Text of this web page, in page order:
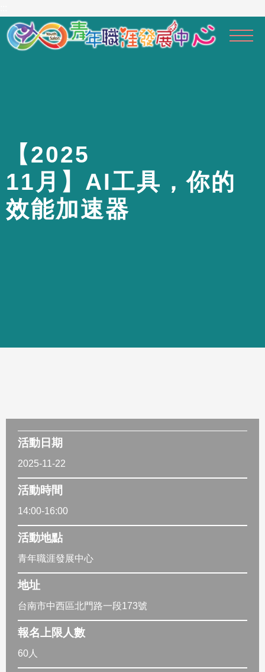
主
要
【 2025
11 月 】 AI工具 ，你的
效能加速器
活動日期
2025-11-22
活動時間
14:00-16:00
活動地點
青年職涯發展中心
地址
台南市中西區北門路一段173號
報名上限人數
60人